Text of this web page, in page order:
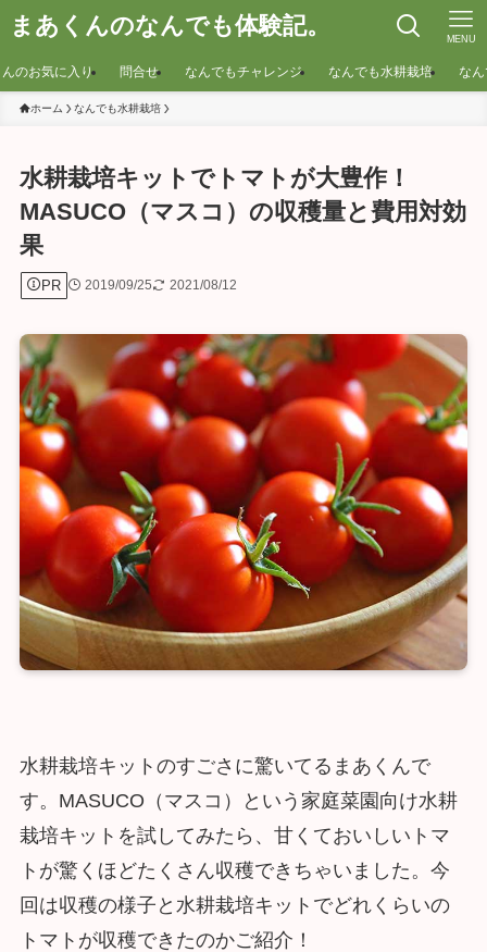
まあくんのなんでも体験記。 MENU
のお気に入り 問合せ なんでもチャレンジ なんでも水耕栽培 な
ホーム なんでも水耕栽培
水耕栽培キットでトマトが大豊作！
MASUCO（マスコ）の収穫量と費用対効
果
PR 2019/09/25 2021/08/12
水耕栽培キットのすごさに驚いてるまあくんで
す。MASUCO（マスコ）という家庭菜園向け水耕
栽培キットを試してみたら、甘くておいしいトマ
トが驚くほどたくさん収穫できちゃいました。今
回は収穫の様子と水耕栽培キットでどれくらいの
トマトが収穫できたのかご紹介！